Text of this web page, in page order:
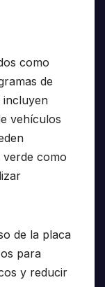
como
de
incluyen
vehículos
como
de la placa
para
y reducir